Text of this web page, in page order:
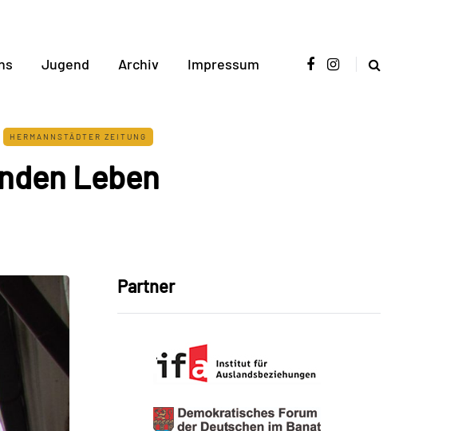
Jugend Archiv Impressum
HERMANNSTÄDTER ZEITUNG
Leben
Partner